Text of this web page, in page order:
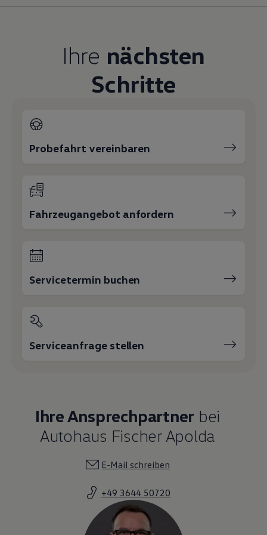
Elektromobilität
Volkswagen R
Pannen- und Unfallhilfe
Volkswagen Kundenbetreuung
Ihre nächsten
Schritte
Probefahrt vereinbaren
Fahrzeugangebot anfordern
Servicetermin buchen
Serviceanfrage stellen
Ihre Ansprechpartner bei
Autohaus Fischer Apolda
E-Mail schreiben
+49 3644 50720